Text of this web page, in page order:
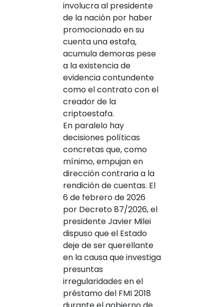
involucra al presidente
de la nación por haber
promocionado en su
cuenta una estafa,
acumula demoras pese
a la existencia de
evidencia contundente
como el contrato con el
creador de la
criptoestafa.
En paralelo hay
decisiones políticas
concretas que, como
mínimo, empujan en
dirección contraria a la
rendición de cuentas. El
6 de febrero de 2026
por Decreto 87/2026, el
presidente Javier Milei
dispuso que el Estado
deje de ser querellante
en la causa que investiga
presuntas
irregularidades en el
préstamo del FMI 2018